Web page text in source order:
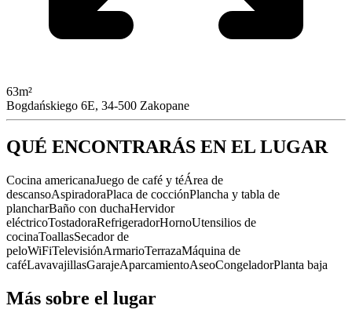
63m²
Bogdańskiego 6E, 34-500 Zakopane
QUÉ ENCONTRARÁS EN EL LUGAR
Cocina americanaJuego de café y téÁrea de
descansoAspiradoraPlaca de cocciónPlancha y tabla de
plancharBaño con duchaHervidor
eléctricoTostadoraRefrigeradorHornoUtensilios de
cocinaToallasSecador de
peloWiFiTelevisiónArmarioTerrazaMáquina de
caféLavavajillasGarajeAparcamientoAseoCongeladorPlanta baja
Más sobre el lugar